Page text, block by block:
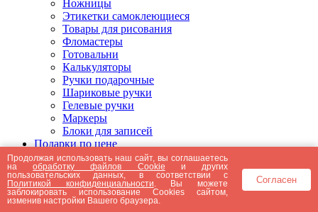
Ножницы
Этикетки самоклеющиеся
Товары для рисования
Фломастеры
Готовальни
Калькуляторы
Ручки подарочные
Шариковые ручки
Гелевые ручки
Маркеры
Блоки для записей
Подарки по цене
Подарки от 5000 рублей
Подарки до 5000 рублей
Подарки до 3000 рублей
Подарки до 2000 рублей
Подарки до 1000 рублей
Продолжая использовать наш сайт, вы соглашаетесь
наобработку файлов Cookie и других
пользовательских данных, в соответствии с
Политикой конфиденциальности . Вы можете
заблокировать использование Cookies сайтом,
изменив настройки Вашего браузера.
Согласен